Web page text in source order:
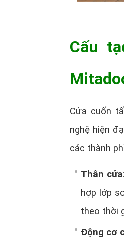
Cấu
Cửa cuốn
nghệ hiện
các thành
Thân cửa
hợp lớp
theo thời
Động cơ